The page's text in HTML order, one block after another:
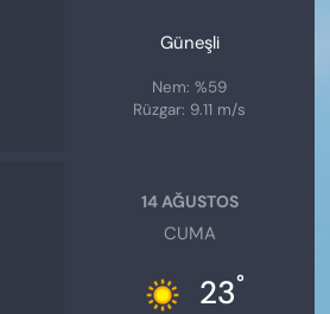
Güneşli
Nem: %59
Rüzgar: 9.11 m/s
14 AĞUSTOS
CUMA
23°